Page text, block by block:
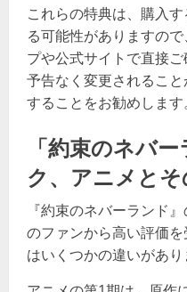
これらの特典は、購入
る可能性がありますの
プや公式サイトで直接
予告なく変更されるこ
することをお勧めします。
「約束のネバ
ク、アニメと
『約束のネバーランド
のファンから高い評価
はいくつかの違いがあり